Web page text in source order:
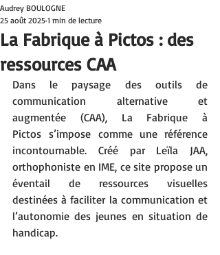
La Fabrique à Pictos : des
ressources CAA
Audrey BOULOGNE
25 août 2025 1 min de lecture
Dans le paysage des outils de
communication alternative et
augmentée (CAA), La Fabrique à
Pictos s’impose comme une référence
incontournable. Créé par Leïla JAA,
orthophoniste en IME, ce site propose un
éventail de ressources visuelles
destinées à faciliter la communication et
l’autonomie des jeunes en situation de
handicap.